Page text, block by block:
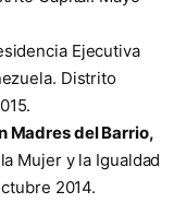
Ejecutiva
Distrito
Madres del Barrio,
Mujer y la Igualdad
2014.